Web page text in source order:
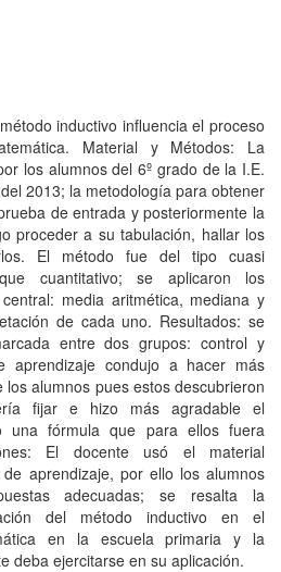
inductivo influencia el proceso
Material y Métodos: La
los alumnos del 6º grado de la I.E.
2013; la metodología para obtener
de entrada y posteriormente la
proceder a su tabulación, hallar los
El método fue del tipo cuasi
cuantitativo; se aplicaron los
media aritmética, mediana y
de cada uno. Resultados: se
entre dos grupos: control y
aprendizaje condujo a hacer más
alumnos pues estos descubrieron
fijar e hizo más agradable el
una fórmula que para ellos fuera
El docente usó el material
aprendizaje, por ello los alumnos
adecuadas; se resalta la
del método inductivo en el
en la escuela primaria y la
deba ejercitarse en su aplicación.